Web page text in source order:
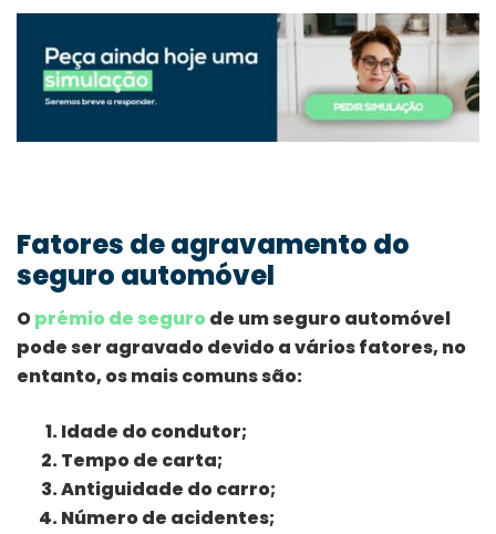
Fatores de agravamento do
seguro automóvel
Oprémio de seguro de um seguro automóvel
pode ser agravado devido a vários fatores, no
entanto, os mais comuns são:
Idade do condutor;
Tempo de carta;
Antiguidade do carro;
Número de acidentes;